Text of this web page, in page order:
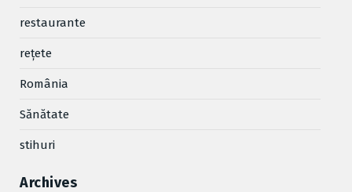
restaurante
reţete
România
Sănătate
stihuri
Archives